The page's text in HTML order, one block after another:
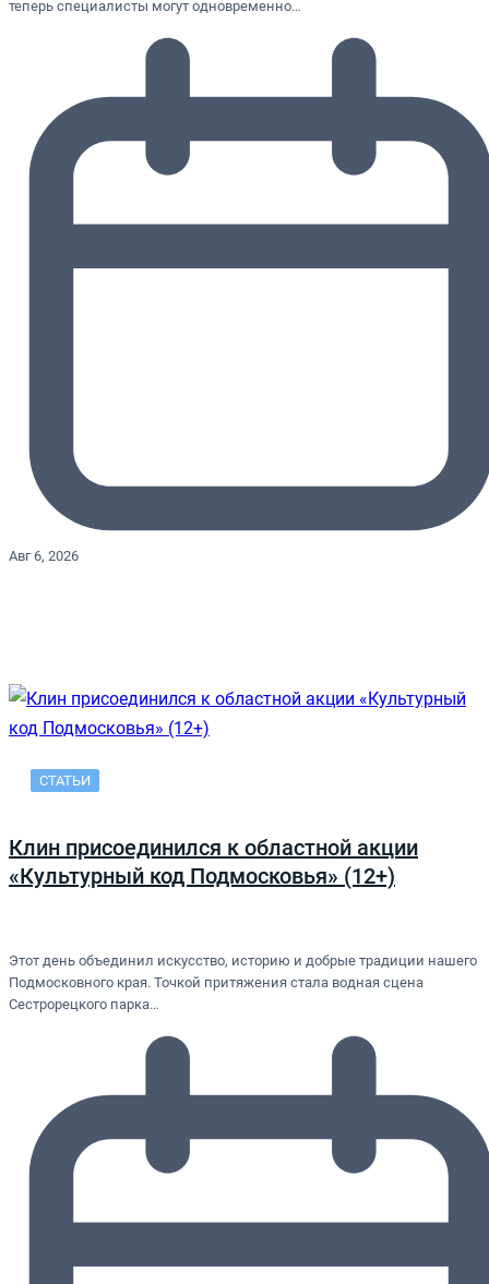
теперь специалисты могут одновременно…
Авг 6, 2026
СТАТЬИ
Клин присоединился к областной акции
«Культурный код Подмосковья» (12+)
Этот день объединил искусство, историю и добрые традиции нашего
Подмосковного края. Точкой притяжения стала водная сцена
Сестрорецкого парка…